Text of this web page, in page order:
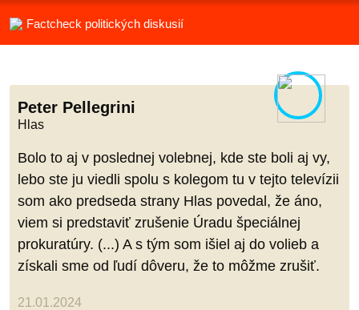
Factcheck politických diskusií
Peter Pellegrini
Hlas
Bolo to aj v poslednej volebnej, kde ste boli aj vy,
lebo ste ju viedli spolu s kolegom tu v tejto televízii
som ako predseda strany Hlas povedal, že áno,
viem si predstaviť zrušenie Úradu špeciálnej
prokuratúry. (...) A s tým som išiel aj do volieb a
získali sme od ľudí dôveru, že to môžme zrušiť.
21.01.2024